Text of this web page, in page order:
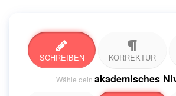
SCHREIBEN KORREKTUR
Wähle dein akademisches